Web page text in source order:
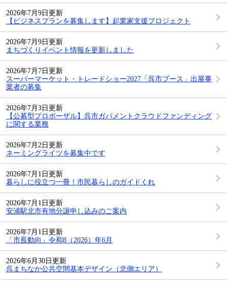
2026年7月9日更新
【ビジネスプランを募集します】起業家支援プロジェクト
2026年7月9日更新
まちづくりイベント情報を更新しました
2026年7月7日更新
スーパーマーケット・トレードショー2027「呉市ブース」出展事
業者の募集
2026年7月3日更新
【公募型プロポーザル】呉市ガバメントクラウドファンディング
に関する業務
2026年7月2日更新
ネーミングライツを募集中です
2026年7月1日更新
暮らしに役立つ一冊！市民暮らしのガイドくれ
2026年7月1日更新
安浦駅北市有地分譲申し込みのご案内
2026年7月1日更新
「市長動向」令和8（2026）年6月
2026年6月30日更新
呉まちなか公共空間基本デザイン（北側エリア）